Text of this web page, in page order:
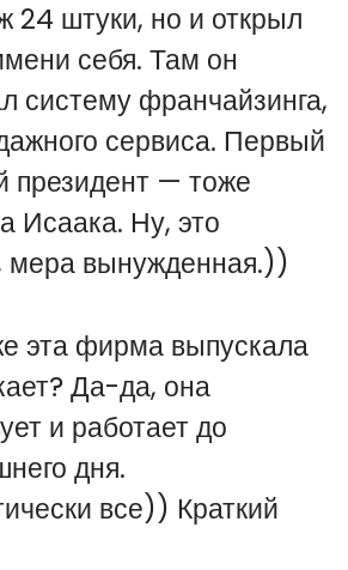
24 штуки, но и открыл
себя. Там он
систему франчайзинга,
сервиса. Первый
президент — тоже
Исаака. Ну, это
мера вынужденная.))
эта фирма выпускала
Да-да, она
и работает до
дня.
все)) Краткий